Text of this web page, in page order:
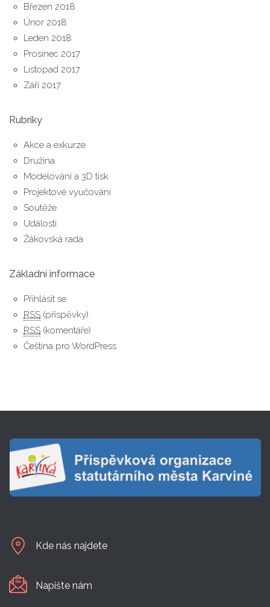
Březen 2018
Únor 2018
Leden 2018
Prosinec 2017
Listopad 2017
Září 2017
Rubriky
Akce a exkurze
Družina
Modelování a 3D tisk
Projektové vyučování
Soutěže
Události
Žákovská rada
Základní informace
Přihlásit se
RSS (příspěvky)
RSS (komentáře)
Čeština pro WordPress
Kde nás najdete
Napište nám